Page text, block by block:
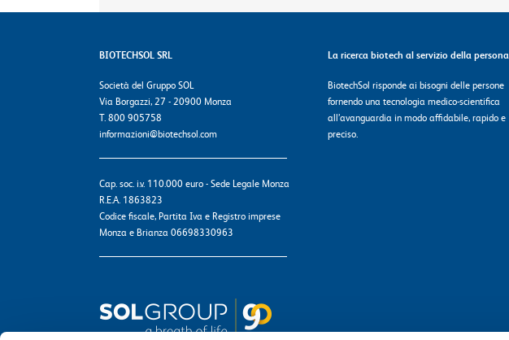
BIOTECHSOL SRL
Società del Gruppo SOL
Via Borgazzi, 27 - 20900 Monza
T. 800 905758
informazioni@biotechsol.com
Cap. soc. i.v. 110.000 euro - Sede Legale Monza
R.E.A. 1863823
Codice fiscale, Partita Iva e Registro imprese
Monza e Brianza 06698330963
La ricerca biotech al servizio della persona
BiotechSol risponde ai bisogni delle persone
fornendo una tecnologia medico-scientifica
all’avanguardia in modo affidabile, rapido e
preciso.